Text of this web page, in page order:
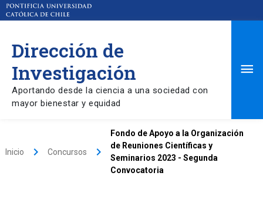
Dirección de
Investigación
Aportando desde la ciencia a una sociedad con
mayor bienestar y equidad
Inicio keyboard_arrow_right Concursos keyboard_arrow_right
Fondo de Apoyo a la Organización
de Reuniones Científicas y
Seminarios 2023 - Segunda
Convocatoria